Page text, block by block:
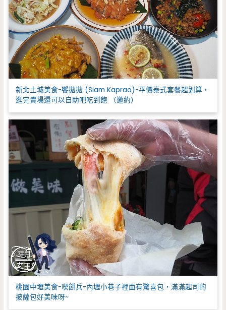
新北土城美食-饗拋拋 (Siam Kaprao)-平價泰式套餐超划算，
逛完賣場還可以自助吧吃到飽 （邀約）
桃園中壢美食-喫餅兵-內壢小巷子裡面有驚喜包，滿滿起司的
披薩包好美味呀~